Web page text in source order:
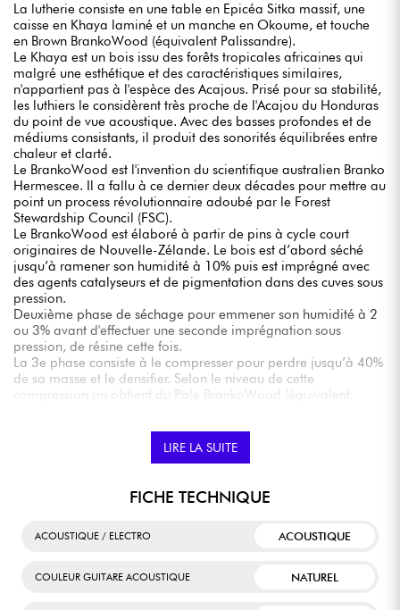
La lutherie consiste en une table en Epicéa Sitka massif, une
caisse en Khaya laminé et un manche en Okoume, et touche
en Brown BrankoWood (équivalent Palissandre).
Le Khaya est un bois issu des forêts tropicales africaines qui
malgré une esthétique et des caractéristiques similaires,
n'appartient pas à l'espèce des Acajous. Prisé pour sa stabilité,
les luthiers le considèrent très proche de l'Acajou du Honduras
du point de vue acoustique. Avec des basses profondes et de
médiums consistants, il produit des sonorités équilibrées entre
chaleur et clarté.
Le BrankoWood est l'invention du scientifique australien Branko
Hermescee. Il a fallu à ce dernier deux décades pour mettre au
point un process révolutionnaire adoubé par le Forest
Stewardship Council (FSC).
Le BrankoWood est élaboré à partir de pins à cycle court
originaires de Nouvelle-Zélande. Le bois est d’abord séché
jusqu’à ramener son humidité à 10% puis est imprégné avec
des agents catalyseurs et de pigmentation dans des cuves sous
pression.
Deuxième phase de séchage pour emmener son humidité à 2
ou 3% avant d'effectuer une seconde imprégnation sous
pression, de résine cette fois.
La 3e phase consiste à le compresser pour perdre jusqu’à 40%
de sa masse et le densifier. Selon le niveau de cette
compression on obtient du Pale BrankoWood (équivalent
Dernière phase : ponçage fin pour une apparence et un
LIRE LA SUITE
FICHE TECHNIQUE
ACOUSTIQUE / ELECTRO ACOUSTIQUE
COULEUR GUITARE ACOUSTIQUE NATUREL